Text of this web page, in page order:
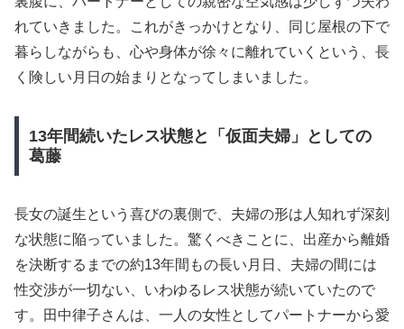
れていきました。これがきっかけとなり、同じ屋根の下で
暮らしながらも、心や身体が徐々に離れていくという、長
く険しい月日の始まりとなってしまいました。
13年間続いたレス状態と「仮面夫婦」としての
葛藤
長女の誕生という喜びの裏側で、夫婦の形は人知れず深刻
な状態に陥っていました。驚くべきことに、出産から離婚
を決断するまでの約13年間もの長い月日、夫婦の間には
性交渉が一切ない、いわゆるレス状態が続いていたので
す。田中律子さんは、一人の女性としてパートナーから愛